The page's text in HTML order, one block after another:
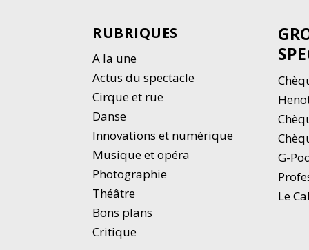
RUBRIQUES
A la une
Actus du spectacle
Cirque et rue
Danse
Innovations et numérique
Musique et opéra
Photographie
Théâtre
Bons plans
Critique
G-
Le